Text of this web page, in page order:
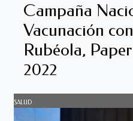
Campaña
Vacunación
Rubéola,
2022
SALUD